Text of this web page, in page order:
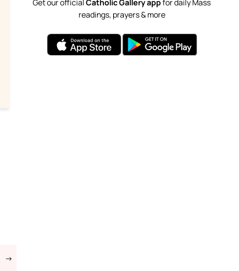
→
Get our officialCatholic Gallery appfor daily Mass
readings, prayers & more